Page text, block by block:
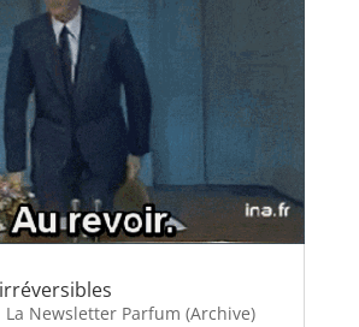
La Newsletter Parfum (Archive)